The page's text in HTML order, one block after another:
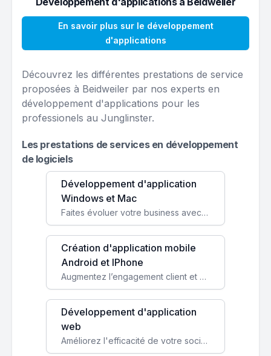
En savoir plus sur le développement
d'applications
Découvrez les différentes prestations de service
proposées à Beidweiler par nos experts en
développement d'applications pour les
professionels au Junglinster.
Les prestations de services en développement
de logiciels
Développement d'application
Windows et Mac
Faites évoluer votre business avec des solutions logicielles personnalisées, parfaitement adaptées à vos besoins spécifiques.
Création d'application mobile
Android et IPhone
Augmentez l’engagement client et simplifiez vos processus avec une application mobile sur mesure, disponible sur iOS et Android.
Développement d'application
web
Améliorez l'efficacité de votre société avec une application web personnalisée accessible partout et tout le temps.